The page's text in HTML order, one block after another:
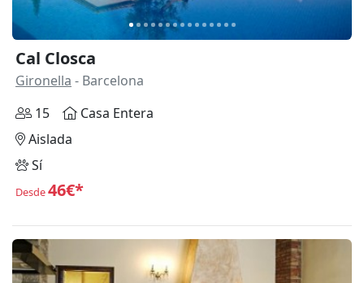
Cal Closca
Gironella - Barcelona
15
Casa Entera
Aislada
Sí
Desde46€*